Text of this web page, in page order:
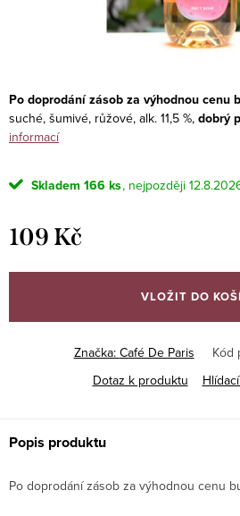
Po doprodání zásob za výhodnou cenu
suché, šumivé, růžové, alk. 11,5 %, dobrý
informací
Skladem 166 ks
109 Kč
cena:
VLOŽIT DO
Značka: Café De Paris Kód
Dotaz k produktu
Popis produktu
Po doprodání zásob za výhodnou cenu